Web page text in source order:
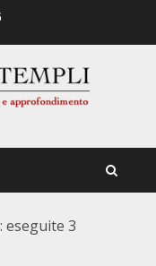
eseguite 3